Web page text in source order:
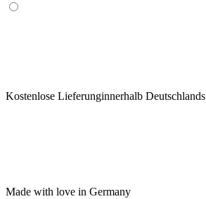
Kostenlose Lieferunginnerhalb Deutschlands
Made with love in Germany